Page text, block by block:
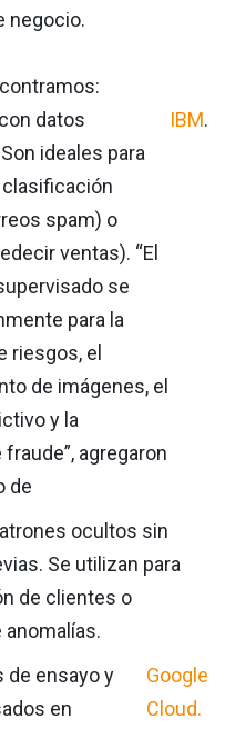
negocio.
datos
ideales para
spam) o
ventas). “El
se
para la
riesgos, el
de imágenes, el
y la
agregaron
de
IBM.
ocultos sin
Se utilizan para
de clientes o
de ensayo y
en
Google
Cloud.